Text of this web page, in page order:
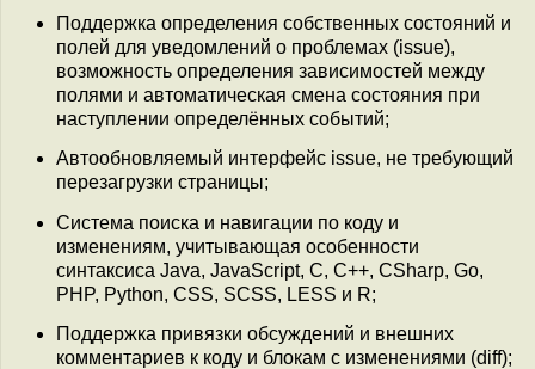
Поддержка определения собственных состояний и
полей для уведомлений о проблемах (issue),
возможность определения зависимостей между
полями и автоматическая смена состояния при
наступлении определённых событий;
Автообновляемый интерфейс issue, не требующий
перезагрузки страницы;
Система поиска и навигации по коду и
изменениям, учитывающая особенности
синтаксиса Java, JavaScript, C, C++, CSharp, Go,
PHP, Python, CSS, SCSS, LESS и R;
Поддержка привязки обсуждений и внешних
комментариев к коду и блокам с изменениями (diff);